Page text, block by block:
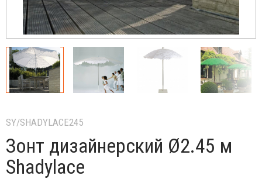
SY/SHADYLACE245
Зонт дизайнерский Ø2.45 м
Shadylace